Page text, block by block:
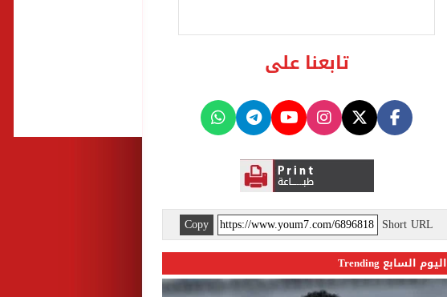
تابعنا على
Short URL
Copy
اليوم السابع Trending